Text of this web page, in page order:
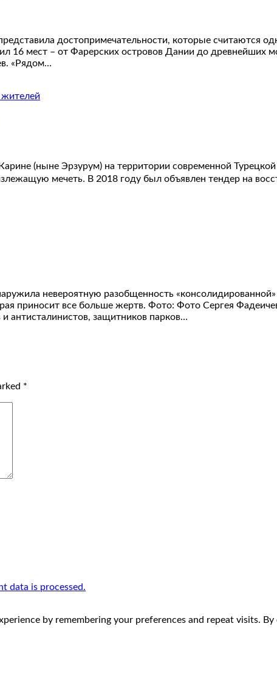
достопримечательности, которые считаются
16 мест – от Фарерских островов Дании до древнейших
«Рядом…
(ныне Эрзурум) на территории современной
мечеть․ В 2018 году был объявлен тендер на
невероятную разобщенность
приносит все больше жертв. Фото: Фото Сергея
антисталинистов, защитников парков…
*
data is processed.
by remembering your preferences and repeat visits.